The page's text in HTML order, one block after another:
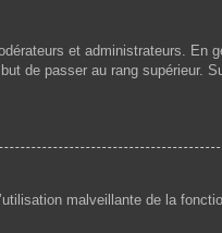
et administrateurs. En
de passer au rang supérieur.
malveillante de la